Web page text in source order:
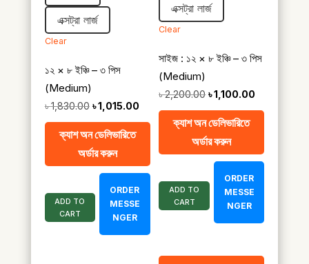
এক্সট্রা লার্জ
Clear
১২ × ৮ ইঞ্চি – ৩ পিস
(Medium)
৳1,830.00 Original
price
was:
৳ 1,830.00.
৳1,015.00Current
price
ক্যাশ অন ডেলিভারিতে
অর্ডার করুন
ADD TO
CART
ORDER
MESSE
NGER
এক্সট্রা লার্জ
Clear
সাইজ : ১২ × ৮ ইঞ্চি – ৩ পিস
(Medium)
৳2,200.00 Original
price
was:
৳ 2,200.00.
৳1,100.00
price
ক্যাশ অন ডেলিভারিতে
অর্ডার করুন
ADD TO
CART
ORDER
MESSE
NGER